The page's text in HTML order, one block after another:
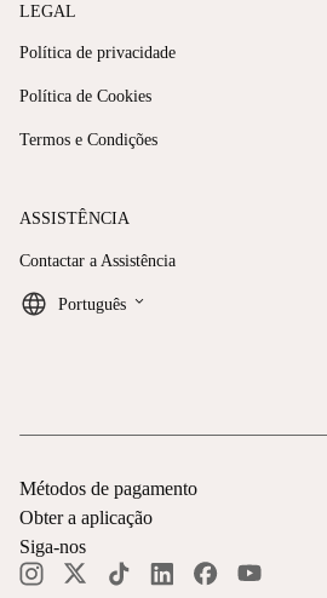
LEGAL
Política de privacidade
Política de Cookies
Termos e Condições
ASSISTÊNCIA
Contactar a Assistência
Português keyboard_arrow_down
Métodos de pagamento
Obter a aplicação
Siga-nos